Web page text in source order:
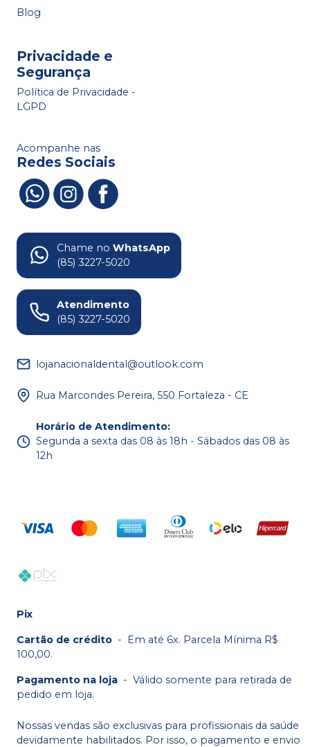
Blog
Privacidade e
Segurança
Política de Privacidade -
LGPD
Acompanhe nas
Redes Sociais
Chame no WhatsApp
(85) 3227-5020
Atendimento
(85) 3227-5020
lojanacionaldental@outlook.com
Rua Marcondes Pereira, 550 Fortaleza - CE
Horário de Atendimento:
Segunda a sexta das 08 às 18h - Sábados das 08 às
12h
Pix
Cartão de crédito - Em até 6x. Parcela Mínima R$
100,00.
Pagamento na loja - Válido somente para retirada de
pedido em loja.
Nossas vendas são exclusivas para profissionais da saúde
devidamente habilitados. Por isso, o pagamento e envio